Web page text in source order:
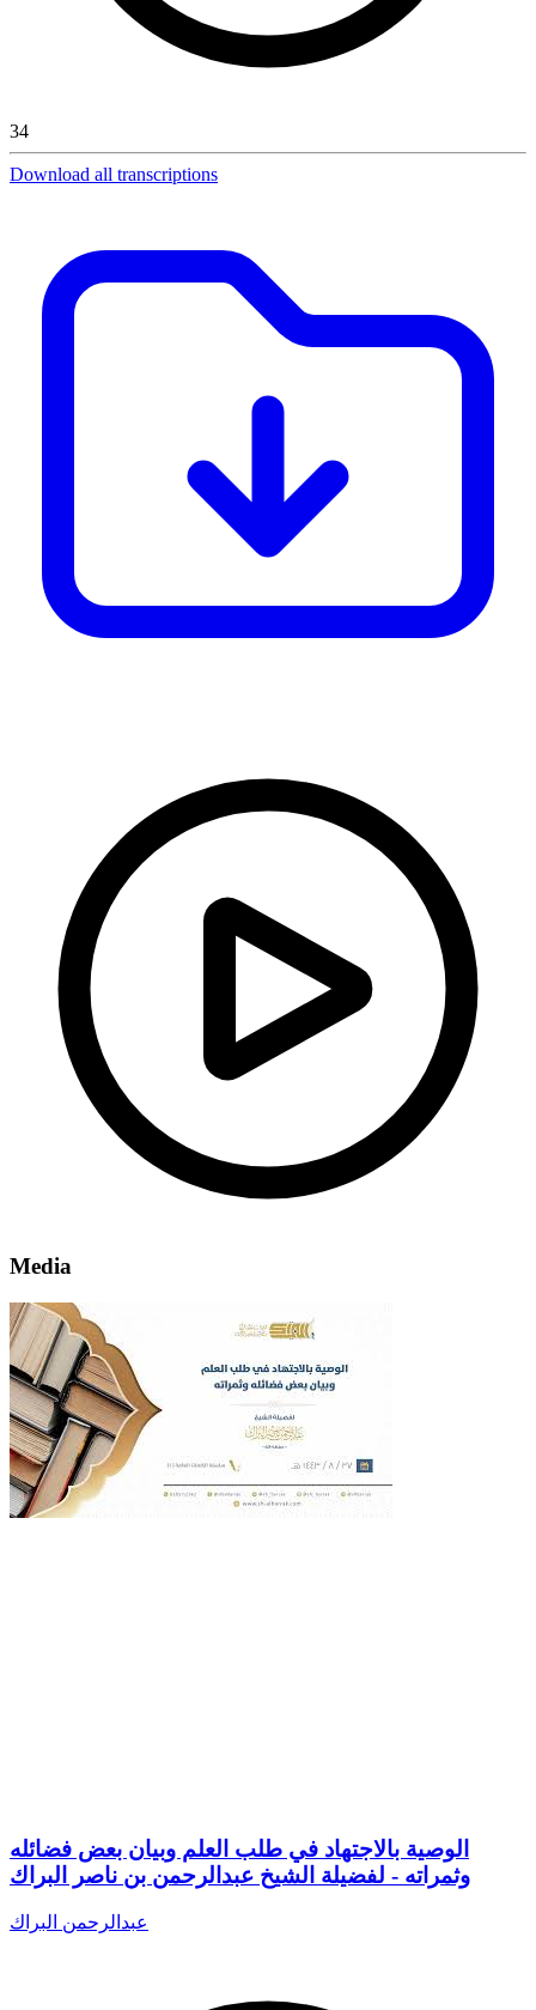
34
Download all transcriptions
Media
الوصية بالاجتهاد في طلب العلم وبيان بعض فضائله
وثمراته - لفضيلة الشيخ عبدالرحمن بن ناصر البراك
عبدالرحمن البراك